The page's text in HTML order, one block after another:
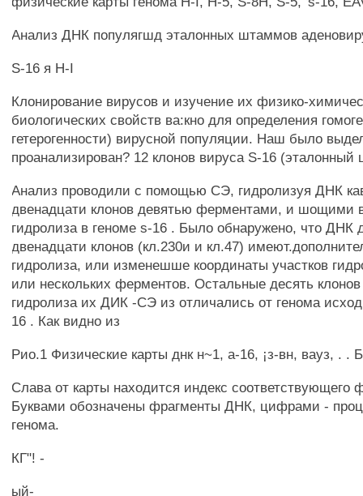
Анализ ДНК популягшд эталонных штаммов
S-16 я H-I
Клонирование вирусов и изучение их физико-
биологических свойств ва:кно для определения
гетерогенности) вирусной популяции. Наш было
проанализирован? 12 клонов вируса S-16
Анализ проводили с помощью СЭ, гидролизуя ДНК
двенадцати клонов девятью ферментами, и шощими
гидролиза в геноме s-16 . Было обнаружено, что ДНК
двенадцати клонов (кл.230и и кл.47)
гидролиза, или изменешше координаты участков
или нескольких ферментов. Остальные десять клонов
гидролиза их ДИК -СЭ из отличались от генома
16 . Как видно из
Рио.1 Физические карты днк н~1, а-16, ¡з-вн, вауз, . .
Слава от карты находится индекс соответствующего
Буквами обозначены фрагменты ДНК, цифрами -
генома.
КГ"! -
ый-